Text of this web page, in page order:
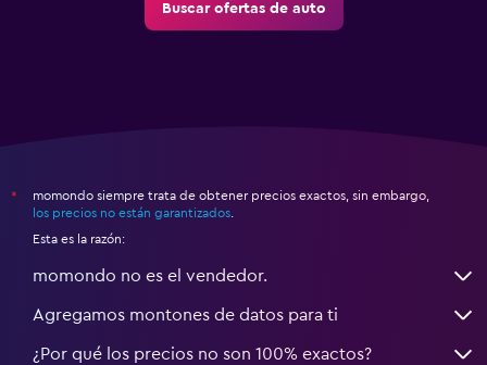
Buscar ofertas de auto
*
momondo siempre trata de obtener precios exactos, sin embargo,
los precios no están garantizados.
Esta es la razón:
momondo no es el vendedor.
Agregamos montones de datos para ti
¿Por qué los precios no son 100% exactos?